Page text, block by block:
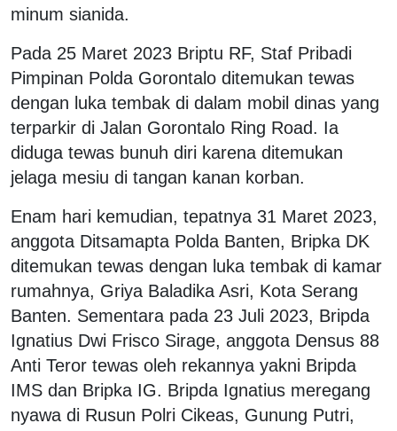
minum sianida.
Pada 25 Maret 2023 Briptu RF, Staf Pribadi
Pimpinan Polda Gorontalo ditemukan tewas
dengan luka tembak di dalam mobil dinas yang
terparkir di Jalan Gorontalo Ring Road. Ia
diduga tewas bunuh diri karena ditemukan
jelaga mesiu di tangan kanan korban.
Enam hari kemudian, tepatnya 31 Maret 2023,
anggota Ditsamapta Polda Banten, Bripka DK
ditemukan tewas dengan luka tembak di kamar
rumahnya, Griya Baladika Asri, Kota Serang
Banten. Sementara pada 23 Juli 2023, Bripda
Ignatius Dwi Frisco Sirage, anggota Densus 88
Anti Teror tewas oleh rekannya yakni Bripda
IMS dan Bripka IG. Bripda Ignatius meregang
nyawa di Rusun Polri Cikeas, Gunung Putri,